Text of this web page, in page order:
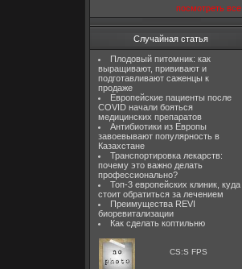
посмотреть все
Случайная статья
Плодовый питомник: как
выращивают, прививают и
подготавливают саженцы к
продаже
Европейские пациенты после
COVID начали бояться
медицинских препаратов
Антибиотики из Европы
завоевывают популярность в
Казахстане
Транспортировка лекарств:
почему это важно делать
профессионально?
Топ-3 европейских клиник, куда
стоит обратиться за лечением
Преимущества REVI
биоревитализации
Как сделать коптильню
CS:S FPS